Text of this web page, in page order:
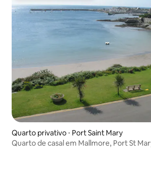
Quarto privativo ⋅ Port Saint Mary
Quarto de casal em Mallmore, Port St